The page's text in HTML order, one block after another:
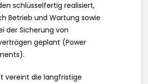
schlüsselfertig realisiert,
Betrieb und Wartung sowie
der Sicherung von
geplant (Power
vereint die langfristige